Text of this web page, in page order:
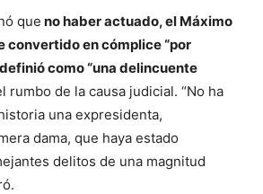
que no haber actuado, el Máximo
convertido en cómplice “por
como “una delincuente
rumbo de la causa judicial. “No ha
una expresidenta,
dama, que haya estado
delitos de una magnitud